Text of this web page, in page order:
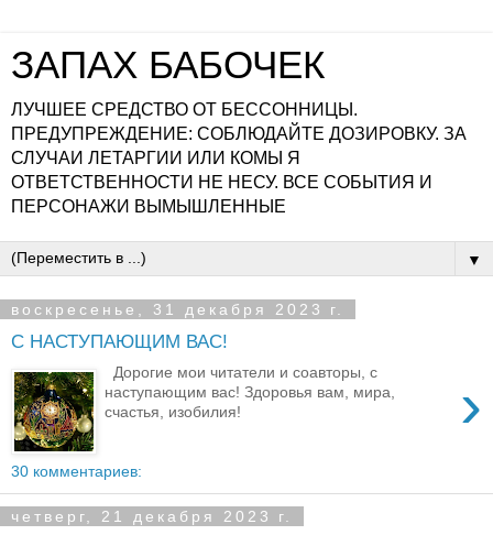
ЗАПАХ БАБОЧЕК
ЛУЧШЕЕ СРЕДСТВО ОТ БЕССОННИЦЫ.
ПРЕДУПРЕЖДЕНИЕ: СОБЛЮДАЙТЕ ДОЗИРОВКУ. ЗА
СЛУЧАИ ЛЕТАРГИИ ИЛИ КОМЫ Я
ОТВЕТСТВЕННОСТИ НЕ НЕСУ. ВСЕ СОБЫТИЯ И
ПЕРСОНАЖИ ВЫМЫШЛЕННЫЕ
▼
воскресенье, 31 декабря 2023 г.
С НАСТУПАЮЩИМ ВАС!
›
Дорогие мои читатели и соавторы, с
наступающим вас! Здоровья вам, мира,
счастья, изобилия!
30 комментариев:
четверг, 21 декабря 2023 г.